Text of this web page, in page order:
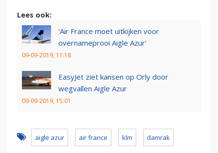
Lees ook:
'Air France moet uitkijken voor
overnameprooi Aigle Azur'
09-09-2019, 11:18
EasyJet ziet kansen op Orly door
wegvallen Aigle Azur
09-09-2019, 15:01
aigle azur air france klm damrak